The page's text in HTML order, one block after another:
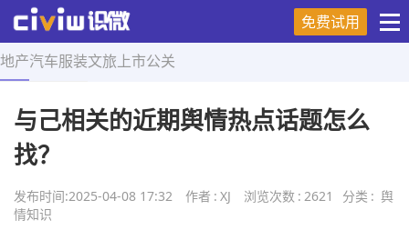
免费试用
地产汽车服装文旅 上市公关
首页 > 舆情知识 > 正文
与己相关的近期舆情热点话题怎么
找？
发布时间:2025-04-08 17:32 作者 : XJ 浏览次数 : 2621 分类 : 舆
情知识